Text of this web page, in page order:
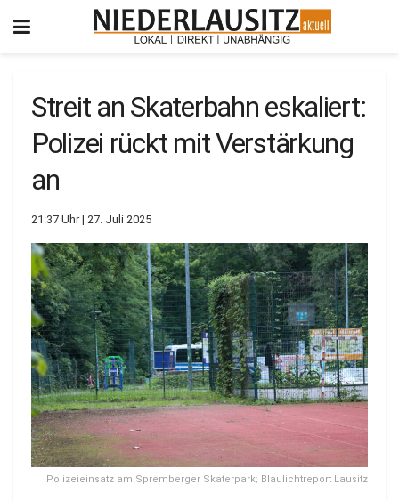
Streit an Skaterbahn eskaliert:
Polizei rückt mit Verstärkung
an
21:37 Uhr | 27. Juli 2025
Polizeieinsatz am Spremberger Skaterpark; Blaulichtreport Lausitz